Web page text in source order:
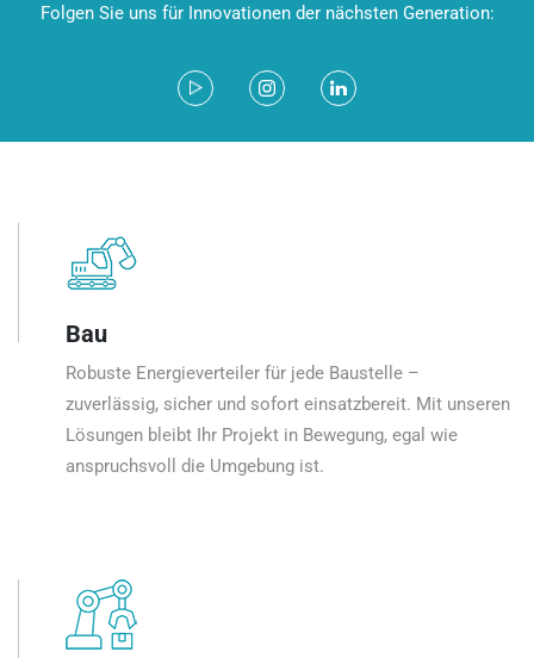
Folgen Sie uns für Innovationen der nächsten Generation:
Bau
Robuste Energieverteiler für jede Baustelle –
zuverlässig, sicher und sofort einsatzbereit. Mit unseren
Lösungen bleibt Ihr Projekt in Bewegung, egal wie
anspruchsvoll die Umgebung ist.